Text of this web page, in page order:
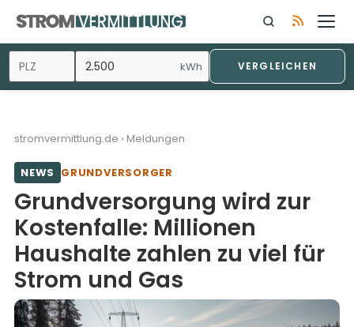
Inhalt
springen
kWh VERGLEICHEN
stromvermittlung.de › Meldungen
NEWS GRUNDVERSORGER
Grundversorgung wird zur
Kostenfalle: Millionen
Haushalte zahlen zu viel für
Strom und Gas